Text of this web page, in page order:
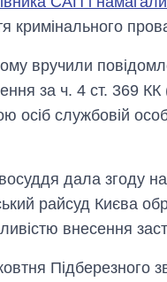
кримінального
вручили
за ч. 4 ст. 369
службовій
дала згоду на
райсуд Києва
внесення
Підберезного